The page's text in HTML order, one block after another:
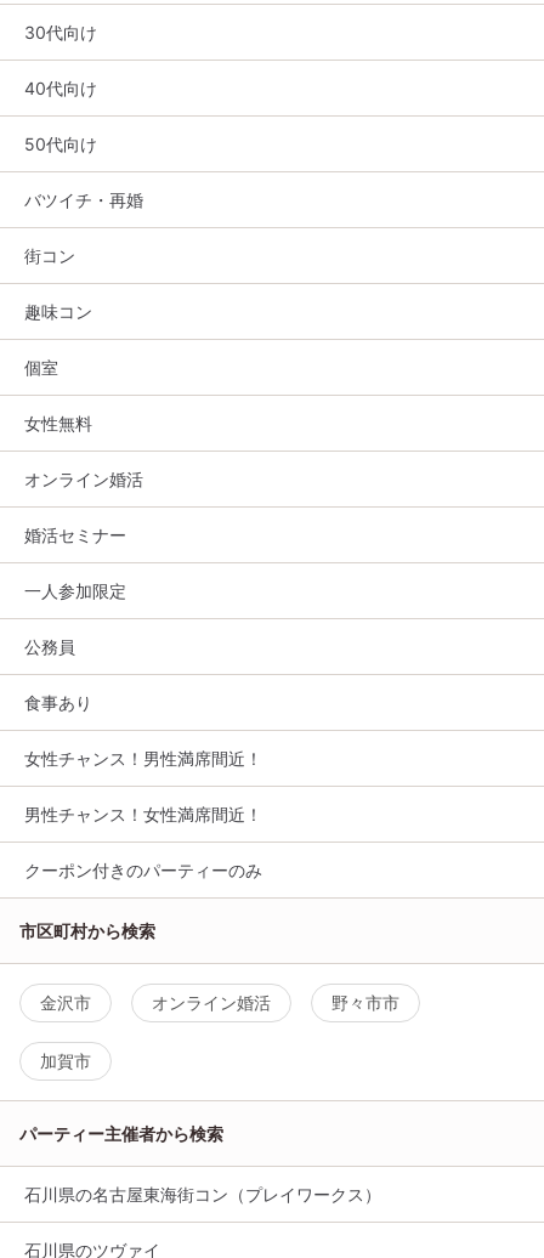
30代向け
40代向け
50代向け
バツイチ・再婚
街コン
趣味コン
個室
女性無料
オンライン婚活
婚活セミナー
一人参加限定
公務員
食事あり
女性チャンス！男性満席間近！
男性チャンス！女性満席間近！
クーポン付きのパーティーのみ
市区町村から検索
金沢市 オンライン婚活 野々市市
加賀市
パーティー主催者から検索
石川県の名古屋東海街コン（プレイワークス）
石川県のツヴァイ